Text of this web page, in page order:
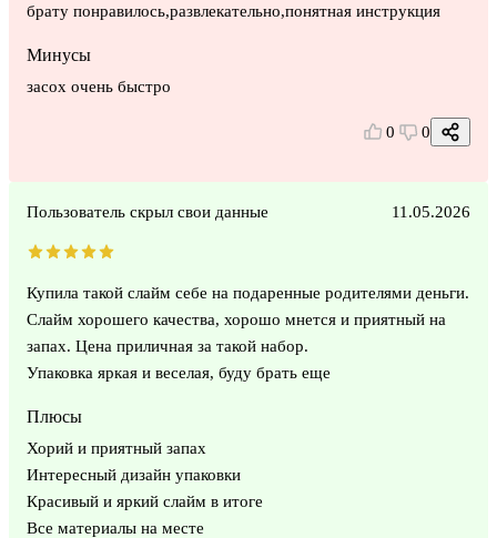
брату понравилось,развлекательно,понятная инструкция
Минусы
засох очень быстро
0 0
Пользователь скрыл свои данные 11.05.2026
Купила такой слайм себе на подаренные родителями деньги.
Слайм хорошего качества, хорошо мнется и приятный на
запах. Цена приличная за такой набор.
Упаковка яркая и веселая, буду брать еще
Плюсы
Хорий и приятный запах
Интересный дизайн упаковки
Красивый и яркий слайм в итоге
Все материалы на месте